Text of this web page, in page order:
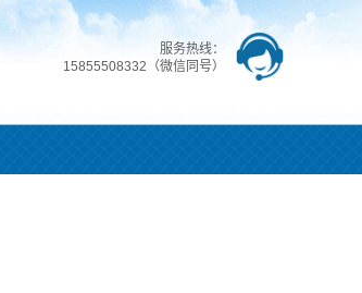
服务热线：
15855508332（微信同号）